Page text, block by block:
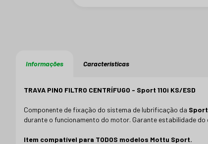
Informações Características
TRAVA PINO FILTRO CENTRÍFUGO - Sport 110i KS/ESD
Componente de fixação do sistema de lubrificação da Sport
durante o funcionamento do motor. Garante estabilidade
Item compatível para TODOS modelos Mottu Sport.